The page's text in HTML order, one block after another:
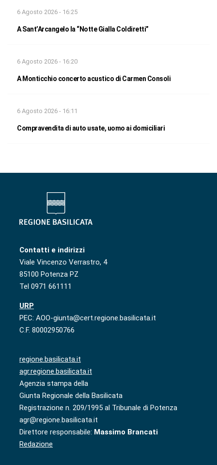
6 Agosto 2026 - 16:25
A Sant’Arcangelo la “Notte Gialla Coldiretti”
6 Agosto 2026 - 16:20
A Monticchio concerto acustico di Carmen Consoli
6 Agosto 2026 - 16:11
Compravendita di auto usate, uomo ai domiciliari
Contatti e indirizzi
Viale Vincenzo Verrastro, 4
85100 Potenza PZ
Tel 0971 661111
URP
PEC: AOO-giunta@cert.regione.basilicata.it
C.F. 80002950766
regione.basilicata.it
agr.regione.basilicata.it
Agenzia stampa della
Giunta Regionale della Basilicata
Registrazione n. 209/1995 al Tribunale di Potenza
agr@regione.basilicata.it
Direttore responsabile: Massimo Brancati
Redazione